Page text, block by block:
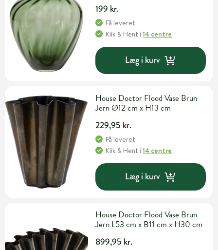
199 kr.
Få leveret
Klik & Hent i14 centre
Læg i kurv
House Doctor Flood Vase Brun
Jern Ø12 cm x H13 cm
229,95 kr.
Få leveret
Klik & Hent i14 centre
Læg i kurv
House Doctor Flood Vase Brun
Jern L53 cm x B11 cm x H30 cm
899,95 kr.